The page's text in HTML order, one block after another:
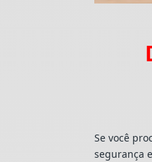
Se você
segurança